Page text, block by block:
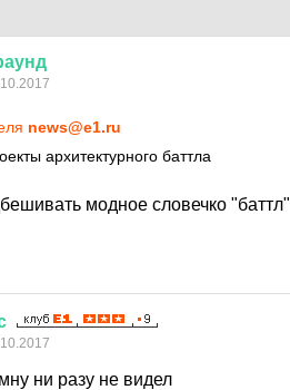
news@e1.ru
архитектурного баттла
модное словечко "баттл"
ни разу не видел